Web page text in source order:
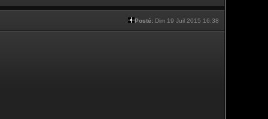
Posté: Dim 19 Juil 2015 16:38